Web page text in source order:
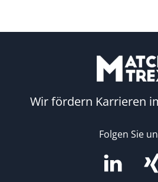
Wir fördern Karrieren
Folgen Sie